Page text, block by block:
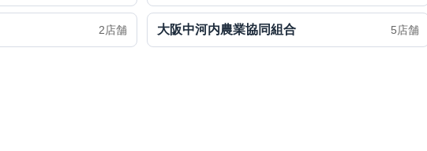
2店舗 大阪中河内農業協同組合 5店舗